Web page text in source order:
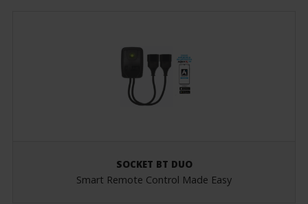
SOCKET BT DUO
Smart Remote Control Made Easy